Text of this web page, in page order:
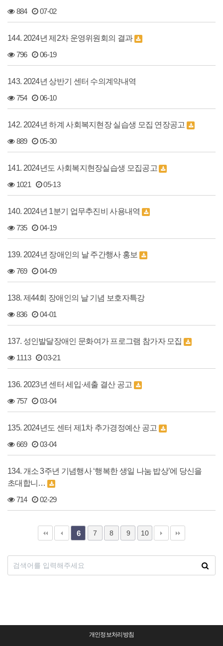
884 07-02
144. 2024년 제2차 운영위원회의 결과
796 06-19
143. 2024년 상반기 센터 수의계약내역
754 06-10
142. 2024년 하계 사회복지현장 실습생 모집 연장공고
889 05-30
141. 2024년도 사회복지현장실습생 모집공고
1021 05-13
140. 2024년 1분기 업무추진비 사용내역
735 04-19
139. 2024년 장애인의 날 주간행사 홍보
769 04-09
138. 제44회 장애인의 날 기념 보호자특강
836 04-01
137. 성인발달장애인 문화여가 프로그램 참가자 모집
1113 03-21
136. 2023년 센터 세입·세출 결산 공고
757 03-04
135. 2024년도 센터 제1차 추가경정예산 공고
669 03-04
134. 개소 3주년 기념행사 ‘행복한 생일 나눔 밥상’에 당신을
초대합니…
714 02-29
6 7 8 9 10
개인정보처리방침